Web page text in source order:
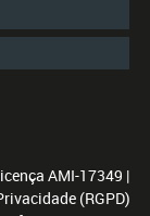
AMI-17349 |
(RGPD)